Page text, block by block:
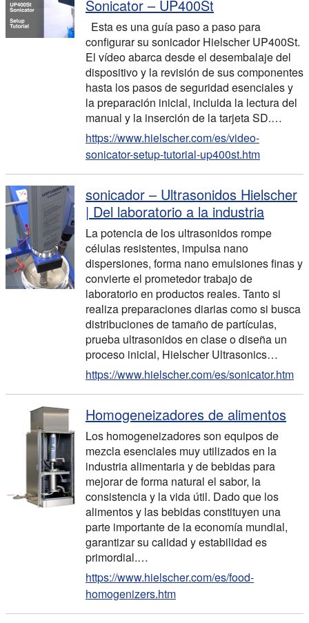
Sonicator – UP400St
Esta es una guía paso a paso para
configurar su sonicador Hielscher UP400St.
El vídeo abarca desde el desembalaje del
dispositivo y la revisión de sus componentes
hasta los pasos de seguridad esenciales y
la preparación inicial, incluida la lectura del
manual y la inserción de la tarjeta SD.…
https://www.hielscher.com/es/video-
sonicator-setup-tutorial-up400st.htm
sonicador – Ultrasonidos Hielscher
| Del laboratorio a la industria
La potencia de los ultrasonidos rompe
células resistentes, impulsa nano
dispersiones, forma nano emulsiones finas y
convierte el prometedor trabajo de
laboratorio en productos reales. Tanto si
realiza preparaciones diarias como si busca
distribuciones de tamaño de partículas,
prueba ultrasonidos en clase o diseña un
proceso inicial, Hielscher Ultrasonics…
https://www.hielscher.com/es/sonicator.htm
Homogeneizadores de alimentos
Los homogeneizadores son equipos de
mezcla esenciales muy utilizados en la
industria alimentaria y de bebidas para
mejorar de forma natural el sabor, la
consistencia y la vida útil. Dado que los
alimentos y las bebidas constituyen una
parte importante de la economía mundial,
garantizar su calidad y estabilidad es
primordial.…
https://www.hielscher.com/es/food-
homogenizers.htm